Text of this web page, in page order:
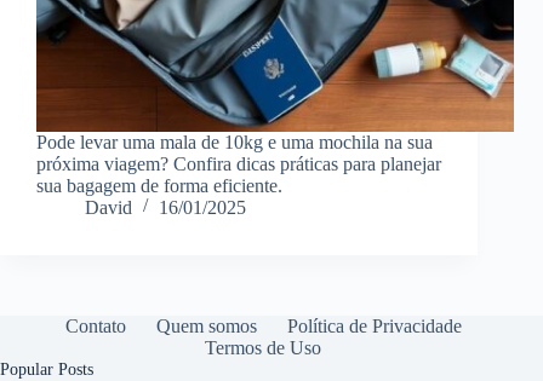
Pode levar uma mala de 10kg e uma mochila na sua
próxima viagem? Confira dicas práticas para planejar
sua bagagem de forma eficiente.
David
16/01/2025
Contato Quem somos
Política de Privacidade
Termos de Uso
Popular Posts